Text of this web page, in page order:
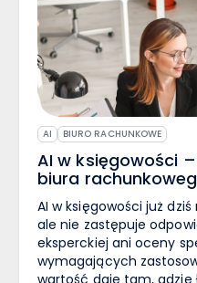
AI BIURO RACHUNKOWE
AI w księgowości
biura
AI w księgowości już dziś realnie usprawnia pracę, ale nie zastępuje odpowiedzialności, wiedzy eksperckiej ani oceny specjalisty w sprawach wymagających zastosowania przepisów. Największą wartość daje tam, gdzie łączy automatyzację procesów księgowych z analizą danych, kontrolą dokumentów i sprawniejszą komunikacją z klientami. AI w księgowości w praktyce Sztuczna inteligencja w branży księgowości nie jest już tylko modnym hasłem. Dla biur rachunkowych i działów finansowych oznacza przede wszystkim szybsze przetwarzanie dokumentów, wsparcie analiz, lepszą organizację pracy i większą efektywność na co dzień. W praktyce wykorzystanie AI ma sens wtedy, gdy skraca czas realizacji powtarzalnych zadań i poprawia jakość danych, a nie wtedy, gdy działa obok systemu i nie wpływa na procesy. Czym różni się AI od OCR i RPA? W dyskusji o automatyzacji łatwo wrzucić do jednego worka OCR, robotic process automation i sztuczną inteligencję, choć każde z tych rozwiązań służy do czegoś innego. OCR odczytuje treść dokumentów, na przykład faktur. RPA wykonuje z góry zaplanowane czynności według procedur, na przykład przenosi dane między systemami albo uruchamia określone działania po spełnieniu warunku. AI idzie krok dalej, bo potrafi rozpoznawać wzorce, wspierać klasyfikację dokumentów, sugerować sposób księgowania, generować raporty i przygotowywać materiał do dalszej oceny przez specjalistę. Dlatego AI w księgowości nie sprowadza się do prostego przepisywania danych. Jej zastosowanie obejmuje także analizę, przewidywanie i wspieranie decyzji operacyjnych na podstawie dużych zbiorów informacji. Jak działa AI w pracy księgowych? AI działa tam, gdzie otrzymuje dane wejściowe, porównuje je z wcześniejszymi wzorcami, regułami lub modelem uczenia maszynowego i przygotowuje wynik: rekomendację, klasyfikację, wykrycie odchylenia, projekt odpowiedzi albo raport. W pracy księgowych może to oznaczać podpowiedź, czy dokument ma komplet danych, czy płatności zgadzają się z fakturami albo czy dany wydatek wymaga dodatkowej kontroli. Im lepsza jakość danych i im lepsza integracja AI z procesami księgowymi, tym większa szansa, że narzędzie rzeczywiście usprawni pracę, zamiast tworzyć dodatkowy etap weryfikacji. Gdzie AI daje największą wartość w księgowości? Największe korzyści zwykle nie pojawiają się w najbardziej spektakularnych wdrożeniach, ale w dobrze uporządkowanej codziennej pracy. To właśnie tam sztuczna inteligencja pomaga odzyskać czas, ograniczyć ręczne księgowanie i uporządkować komunikację z klientami. Faktury, dokumenty i księgowanie To dziś jeden z najbardziej praktycznych obszarów zastosowania. Narzędzia AI mogą wspierać odczyt faktur, rozpoznawanie pól, przypisywanie dokumentów do właściwych spraw, wstępne kategoryzowanie kosztów i przygotowanie danych do zaksięgowania. W połączeniu z elektronicznym obiegiem dokumentów i systemami księgowymi skraca to czas pracy nad pojedynczym dokumentem oraz zmniejsza liczbę prostych pomyłek. Dla biur rachunkowych ma to szczególne znaczenie przy dużej skali obsługi klientów. Gdy dokumenty spływają z wielu kanałów, automatyzacja procesów księgowych pozwala ograniczyć ręczne sortowanie, pilnowanie braków i wysyłanie powtarzalnych przypomnień. Analizy danych, raporty i ocena wyników AI jest przydatna nie tylko przy wprowadzaniu danych. Coraz częściej wspiera analizy danych, generowanie raportów i wykrywanie mniej oczywistych odchyleń. Może szybciej wychwycić zmianę struktury kosztów, nietypowy wzrost wydatków w określonej kategorii albo różnice między bieżącym okresem a wcześniejszym. To ważna zmiana dla branży księgowej, bo rośnie znaczenie pracy doradczej. Klienci oczekują dziś nie tylko poprawnego zaksięgowania dokumentów, ale też krótkiego i zrozumiałego omówienia danych: co się zmieniło, gdzie rośnie ryzyko i jakie decyzje warto rozważyć. Komunikacja z klientami i organizacja pracy Asystenci AI coraz częściej wspierają także komunikację. Mogą przygotowywać robocze odpowiedzi na powtarzalne pytania klientów, przypominać o brakujących dokumentach, porządkować zgłoszenia i podsumowywać ustalenia. W biurach rachunkowych to realna oszczędność czasu, zwłaszcza w okresach spiętrzenia pracy. Nie chodzi jednak o pełne oddanie komunikacji maszynie. W sprawach standardowych AI może odciążyć zespół, ale w tematach związanych z przepisami podatkowymi, wyjątkami, ryzykiem i odpowiedzialnością rola specjalistów nadal pozostaje kluczowa. Czy AI zastąpi księgowych? To pytanie wraca regularnie, bo rozwój technologii budzi jednocześnie ciekawość i obawy. W praktyce trafniejsze jest inne: które zadania przejmie AI, a które staną się jeszcze ważniejsze po jej wdrożeniu? Które zadania przejmie automatyzacja? Najbardziej podatne na automatyzację są zadania powtarzalne, oparte na jasnych regułach i dużej